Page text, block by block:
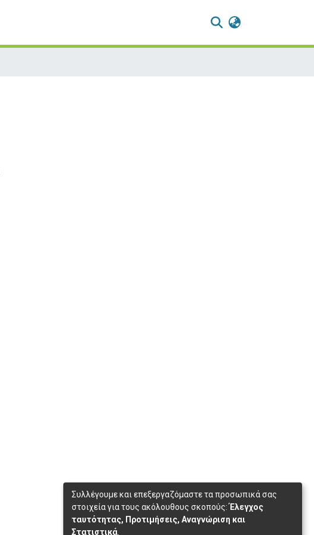
Συλλέγουμε και επεξεργαζόμαστε τα προσωπικά σας
στοιχεία για τους ακόλουθους σκοπούς:Έλεγχος
ταυτότητας, Προτιμήσεις, Αναγνώριση και
Στατιστικά